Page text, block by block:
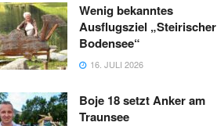
Wenig bekanntes
Ausflugsziel „Steirischer
Bodensee“
16. JULI 2026
Boje 18 setzt Anker am
Traunsee